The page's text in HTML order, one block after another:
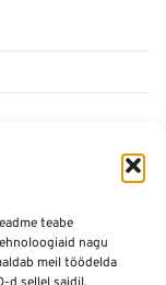
teabe
nagu
meil töödelda